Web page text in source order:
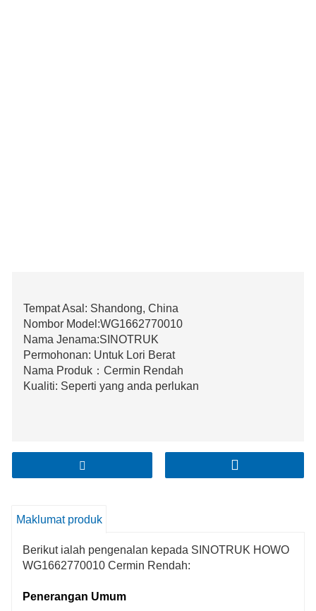
Tempat Asal: Shandong, China
Nombor Model:WG1662770010
Nama Jenama:SINOTRUK
Permohonan: Untuk Lori Berat
Nama Produk：Cermin Rendah
Kualiti: Seperti yang anda perlukan
Maklumat produk
Berikut ialah pengenalan kepada SINOTRUK HOWO
WG1662770010 Cermin Rendah:
Penerangan Umum